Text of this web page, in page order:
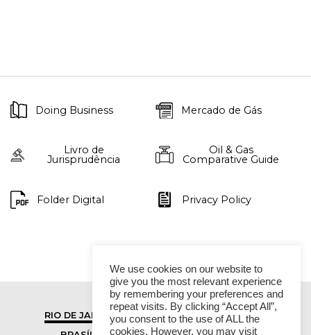
Doing Business Mercado de Gás
Livro de
Jurisprudência
Oil & Gas
Comparative Guide
Folder Digital Privacy Policy
RIO DE JANEIRO
SÃO PAULO
We use cookies on our website to
give you the most relevant experience
by remembering your preferences and
repeat visits. By clicking “Accept All”,
you consent to the use of ALL the
cookies. However, you may visit